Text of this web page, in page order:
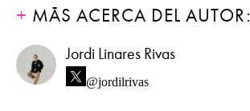
MÁS ACERCA DEL AUTOR:
Jordi Linares Rivas
@jordilrivas